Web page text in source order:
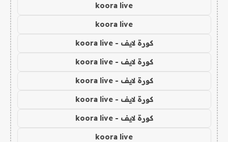
koora live
koora live
كورة لايف - koora live
كورة لايف - koora live
كورة لايف - koora live
كورة لايف - koora live
كورة لايف - koora live
koora live